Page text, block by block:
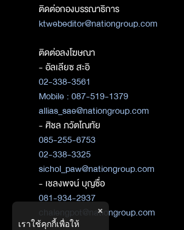
ติดต่อกองบรรณาธิการ
ktwebeditor@nationgroup.com
ติดต่อลงโฆษณา
- อัลเลียซ สะอิ
02-338-3561
Mobile : 087-519-1379
allias_sae@nationgroup.com
- ศิชล ภวัตโณทัย
085-255-6753
02-338-3325
sichol_paw@nationgroup.com
- เชลงพจน์ บุญซื่อ
081-934-2937
chalengpot@nationgroup.com
×
เราใช้คุกกี้เพื่อให้